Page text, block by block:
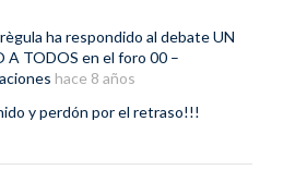
ha respondido al debateUN
A TODOS en el foro 00 –
hace 8 años
y perdón por el retraso!!!